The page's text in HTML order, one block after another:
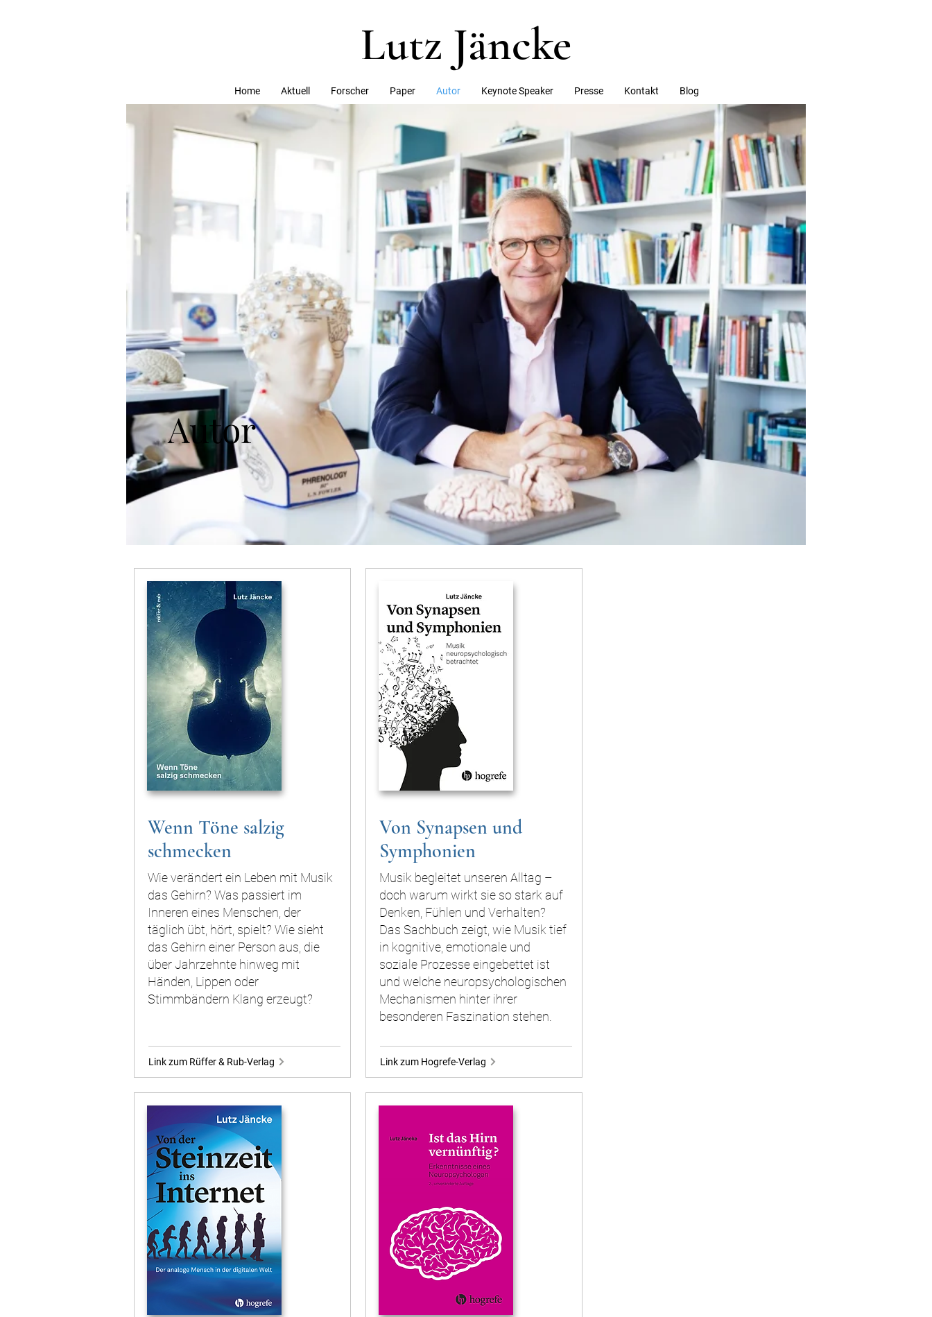
Lutz Jäncke
Home Aktuell Forscher Paper Autor Keynote Speaker Presse Kontakt Blog
Autor
Wenn Töne salzig
schmecken
Wie verändert ein Leben mit Musik
das Gehirn? Was passiert im
Inneren eines Menschen, der
täglich übt, hört, spielt? Wie sieht
das Gehirn einer Person aus, die
über Jahrzehnte hinweg mit
Händen, Lippen oder
Stimmbändern Klang erzeugt?
Link zum Rüffer & Rub-Verlag
Von Synapsen und
Symphonien
Musik begleitet unseren Alltag –
doch warum wirkt sie so stark auf
Denken, Fühlen und Verhalten?
Das Sachbuch zeigt, wie Musik tief
in kognitive, emotionale und
soziale Prozesse eingebettet ist
und welche neuropsychologischen
Mechanismen hinter ihrer
besonderen Faszination stehen.
Link zum Hogrefe-Verlag